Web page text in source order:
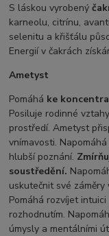
S láskou vyrobený
karneolu, citrínu,
selenitu a křišťálu
Energií v čakrách
Ametyst
Pomáhá ke
Posiluje rodinné
prostředí. Ametyst
vnímavosti.
hlubší poznání.
soustředění.
uskutečnit své
Pomáhá rozvíjet
rozhodnutím.
úmysly a mentálními